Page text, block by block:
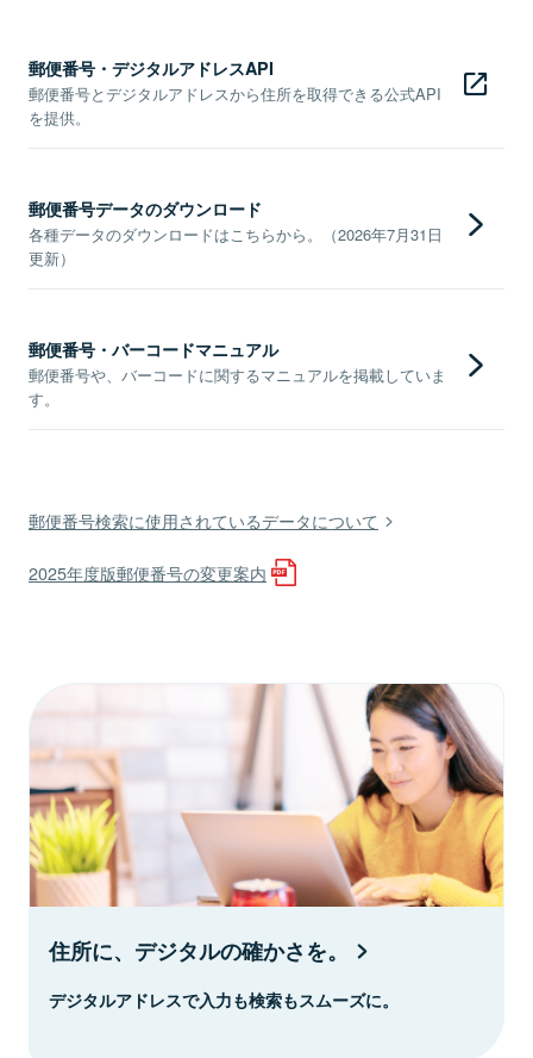
郵便番号・デジタルアドレスAPI
郵便番号とデジタルアドレスから住所を取得できる公式API
を提供。
郵便番号データのダウンロード
各種データのダウンロードはこちらから。（2026年7月31日
更新）
郵便番号・バーコードマニュアル
郵便番号や、バーコードに関するマニュアルを掲載していま
す。
郵便番号検索に使用されているデータについて
2025年度版郵便番号の変更案内
住所に、デジタルの確かさを。
デジタルアドレスで入力も検索もスムーズに。